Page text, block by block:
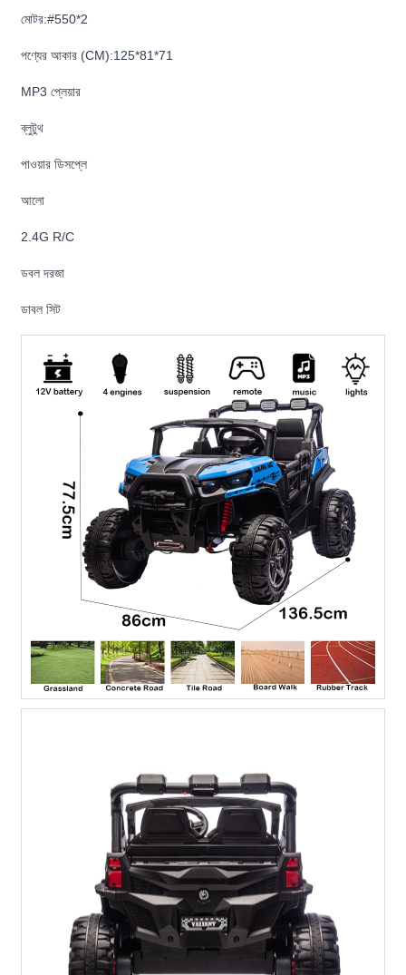
মোটর:#550*2
পণ্যের আকার (CM):125*81*71
MP3 প্লেয়ার
ব্লুটুথ
পাওয়ার ডিসপ্লে
আলো
2.4G R/C
ডবল দরজা
ডাবল সিট